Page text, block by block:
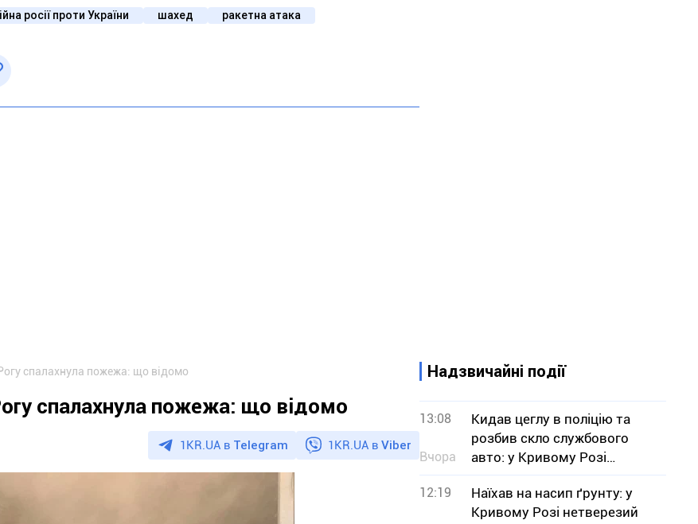
росії проти України шахед ракетна атака
спалахнула пожежа: що відомо
спалахнула пожежа: що відомо
1KR.UA в Telegram 1KR.UA в Viber
Надзвичайні події
13:08
Вчора
Кидав цеглу в поліцію та
розбив скло службового
авто: у Кривому Розі
затримали нетверезого
чоловіка
12:19
Наїхав на насип ґрунту: у
Кривому Розі нетверезий